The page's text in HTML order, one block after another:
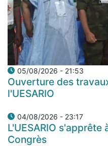
05/08/2026 - 21:53
Ouverture des
l'UESARIO
04/08/2026 - 23:17
L'UESARIO s'apprête
Congrès